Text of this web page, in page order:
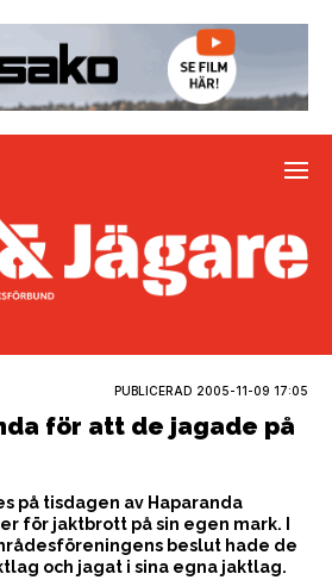
PUBLICERAD 2005-11-09 17:05
för att de jagade på
på tisdagen av Haparanda
för jaktbrott på sin egen mark. I
beslut hade de
och jagat i sina egna jaktlag.